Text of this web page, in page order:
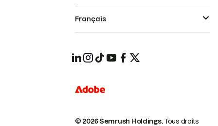
© 2026 Semrush Holdings.Tous droits
Français